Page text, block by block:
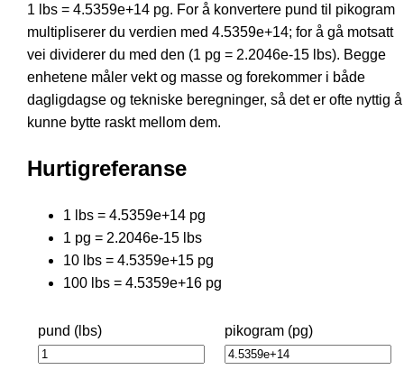
1 lbs = 4.5359e+14 pg. For å konvertere pund til pikogram
multipliserer du verdien med 4.5359e+14; for å gå motsatt
vei dividerer du med den (1 pg = 2.2046e-15 lbs). Begge
enhetene måler vekt og masse og forekommer i både
dagligdagse og tekniske beregninger, så det er ofte nyttig å
kunne bytte raskt mellom dem.
Hurtigreferanse
1 lbs = 4.5359e+14 pg
1 pg = 2.2046e-15 lbs
10 lbs = 4.5359e+15 pg
100 lbs = 4.5359e+16 pg
pund (lbs) pikogram (pg)